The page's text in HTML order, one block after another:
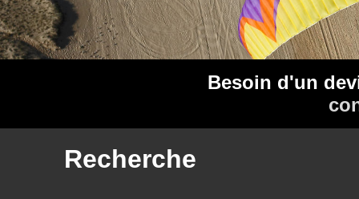
Besoin d'un
Recherche